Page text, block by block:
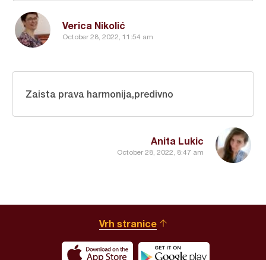
Verica Nikolić
October 28, 2022, 11:54 am
Anita Lukic
October 28, 2022, 8:47 am
Zaista prava harmonija,predivno
Vrh stranice